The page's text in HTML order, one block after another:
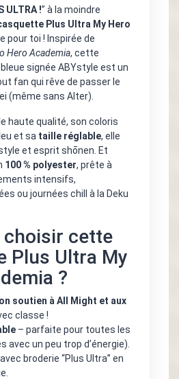
ULTRA !” à la moindre
Plus Ultra My Hero
pour toi ! Inspirée de
Hero Academia, cette
signée ABYstyle est un
fan qui rêve de passer le
(même sans Alter).
haute qualité, son coloris
et sa taille réglable, elle
et esprit shōnen. Et
100 % polyester, prête à
intensifs,
ou journées chill à la Deku
choisir cette
Plus Ultra My
?
soutien à All Might et aux
classe !
– parfaite pour toutes les
avec un peu trop d’énergie).
avec broderie “Plus Ultra” en